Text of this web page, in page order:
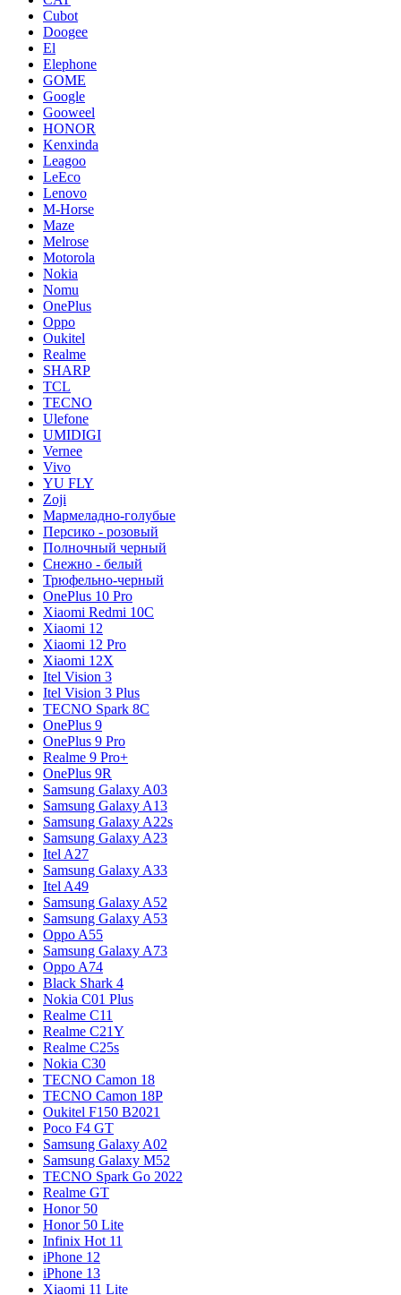
Cubot
Doogee
El
Elephone
GOME
Google
Gooweel
HONOR
Kenxinda
Leagoo
LeEco
Lenovo
M-Horse
Maze
Melrose
Motorola
Nokia
Nomu
OnePlus
Oppo
Oukitel
Realme
SHARP
TCL
TECNO
Ulefone
UMIDIGI
Vernee
Vivo
YU FLY
Zoji
Мармеладно-голубые
Персико - розовый
Полночный черный
Снежно - белый
Трюфельно-черный
OnePlus 10 Pro
Xiaomi Redmi 10C
Xiaomi 12
Xiaomi 12 Pro
Xiaomi 12X
Itel Vision 3
Itel Vision 3 Plus
TECNO Spark 8C
OnePlus 9
OnePlus 9 Pro
Realme 9 Pro+
OnePlus 9R
Samsung Galaxy A03
Samsung Galaxy A13
Samsung Galaxy A22s
Samsung Galaxy A23
Itel A27
Samsung Galaxy A33
Itel A49
Samsung Galaxy A52
Samsung Galaxy A53
Oppo A55
Samsung Galaxy A73
Oppo A74
Black Shark 4
Nokia C01 Plus
Realme C11
Realme C21Y
Realme C25s
Nokia C30
TECNO Camon 18
TECNO Camon 18P
Oukitel F150 B2021
Poco F4 GT
Samsung Galaxy A02
Samsung Galaxy M52
TECNO Spark Go 2022
Realme GT
Honor 50
Honor 50 Lite
Infinix Hot 11
iPhone 12
iPhone 13
Xiaomi 11 Lite